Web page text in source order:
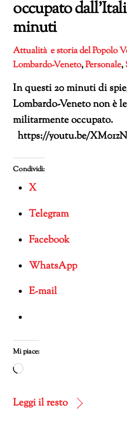
occupato
minuti
Attualità e storia del Popolo
Lombardo-Veneto,Personale,
In questi 20 minuti di
Lombardo-Veneto non è
militarmente occupato.
https://youtu.be/
Condividi:
X
Telegram
Facebook
WhatsApp
E-mail
Mi piace:
Caricamento
corso…
Leggi il resto